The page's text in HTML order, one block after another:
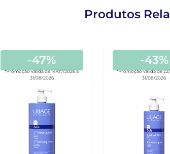
Produtos
-47%
*Promoção válida de 14/07/2026 a
31/08/2026
-43%
*Promoção válida de
31/08/2026